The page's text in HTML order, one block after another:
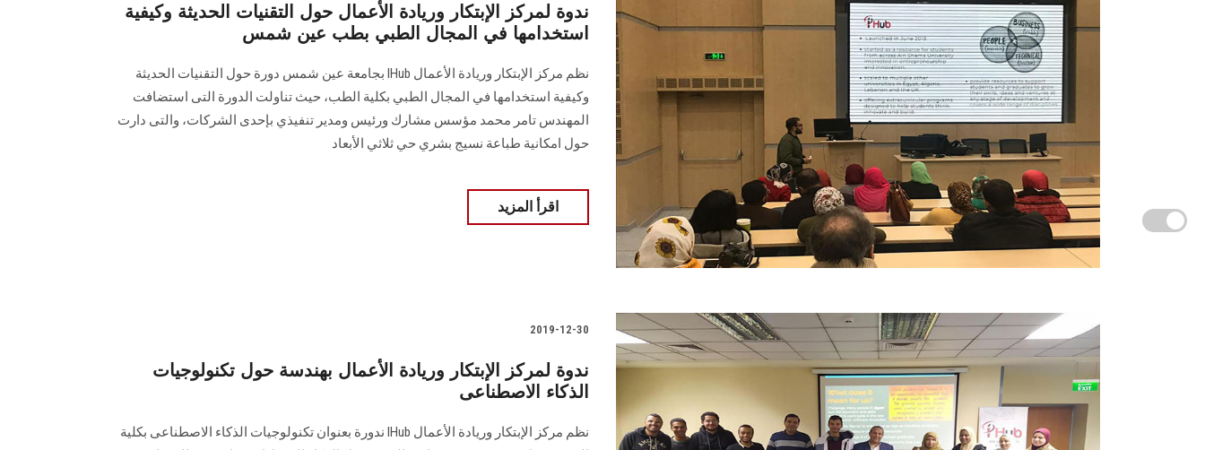
ندوة لمركز الإبتكار وريادة الأعمال حول التقنيات الحديثة وكيفية
استخدامها في المجال الطبي بطب عين شمس
نظم مركز الإبتكار وريادة الأعمال IHub بجامعة عين شمس دورة حول التقنيات الحديثة
وكيفية استخدامها في المجال الطبي بكلية الطب، حيث تناولت الدورة التى استضافت
المهندس تامر محمد مؤسس مشارك ورئيس ومدير تنفيذي بإحدى الشركات، والتى دارت
حول امكانية طباعة نسيج بشري حي ثلاثي الأبعاد
اقرأ المزيد
2019-12-30
ندوة لمركز الإبتكار وريادة الأعمال بهندسة حول تكنولوجيات
الذكاء الاصطناعى
نظم مركز الإبتكار وريادة الأعمال IHub ندورة بعنوان تكنولوجيات الذكاء الاصطناعى بكلية